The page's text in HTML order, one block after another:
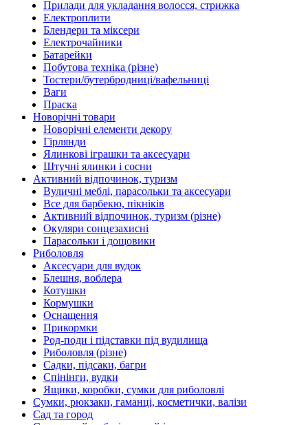
Прилади для укладання волосся, стрижка
Електроплити
Блендери та міксери
Електрочайники
Батарейки
Побутова техніка (різне)
Тостери/бутербродниці/вафельниці
Ваги
Праска
Новорічні товари
Новорічні елементи декору
Гірлянди
Ялинкові іграшки та аксесуари
Штучні ялинки і сосни
Активний відпочинок, туризм
Вуличні меблі, парасольки та аксесуари
Все для барбекю, пікніків
Активний відпочинок, туризм (різне)
Окуляри сонцезахисні
Парасольки і дощовики
Риболовля
Аксесуари для вудок
Блешня, воблера
Котушки
Кормушки
Оснащення
Прикормки
Род-поди і підставки під вудилища
Риболовля (різне)
Садки, підсаки, багри
Спінінги, вудки
Ящики, коробки, сумки для риболовлі
Сумки, рюкзаки, гаманці, косметички, валізи
Сад та город